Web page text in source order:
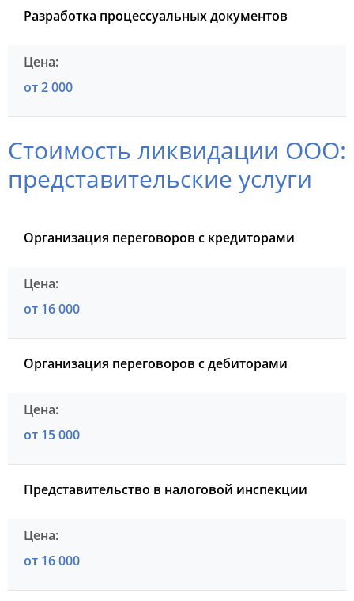
Разработка процессуальных документов
от 2 000
Стоимость ликвидации ООО:
представительские услуги
Организация переговоров с кредиторами
от 16 000
Организация переговоров с дебиторами
от 15 000
Представительство в налоговой инспекции
от 16 000